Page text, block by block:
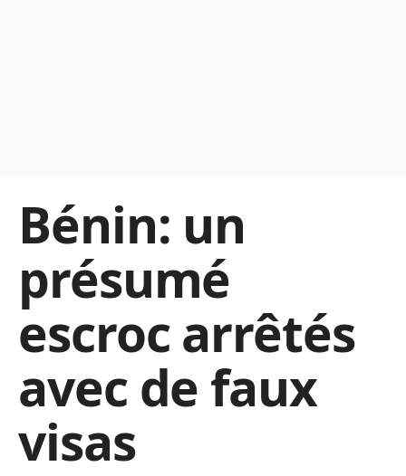
Bénin: un
présumé
escroc arrêtés
avec de faux
visas